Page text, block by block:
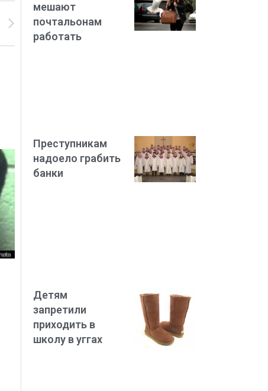
мешают
почтальонам
работать
Преступникам
надоело грабить
банки
Детям
запретили
приходить в
школу в уггах